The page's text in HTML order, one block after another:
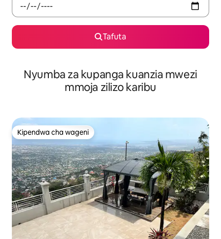
Tafuta
Nyumba za kupanga kuanzia mwezi
mmoja zilizo karibu
Kipendwa cha wageni
Kipendwa cha wageni